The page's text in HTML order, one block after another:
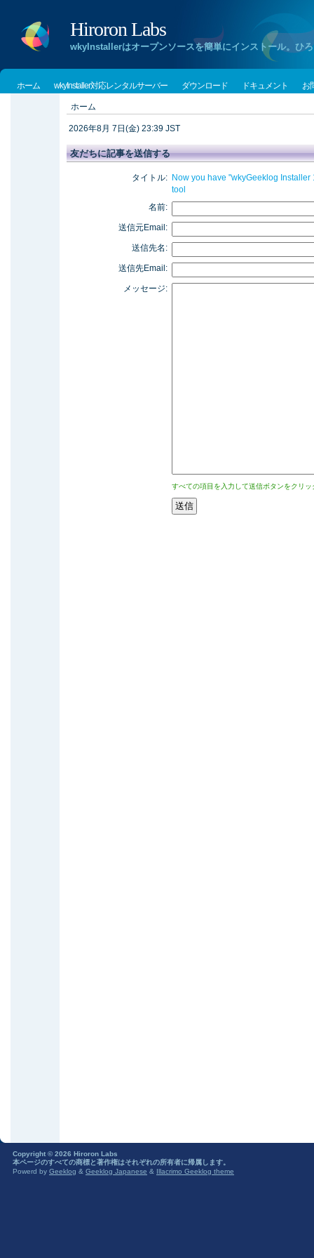
Hiroron Labs
wkyInstallerはオープンソースを簡単にインストール。ひ
ホーム wkyInstaller対応レンタルサーバー ダウンロード ドキュメント お
ホーム
2026年8月 7日(金) 23:39 JST
友だちに記事を送信する
タイトル: Now you have "wkyGeeklog
tool
名前:
送信元Email:
送信先名:
送信先Email:
メッセージ:
すべての項目を入力して送信ボタンをクリッ
Copyright © 2026 Hiroron Labs
本ページのすべての商標と著作権はそれぞれの所有者に帰属します。
Powerd by Geeklog & Geeklog Japanese & Illacrimo Geeklog theme